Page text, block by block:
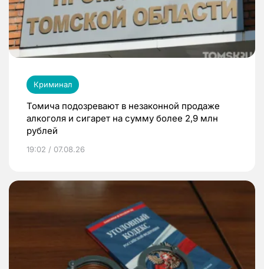
Криминал
Томича подозревают в незаконной продаже
алкоголя и сигарет на сумму более 2,9 млн
рублей
19:02 / 07.08.26